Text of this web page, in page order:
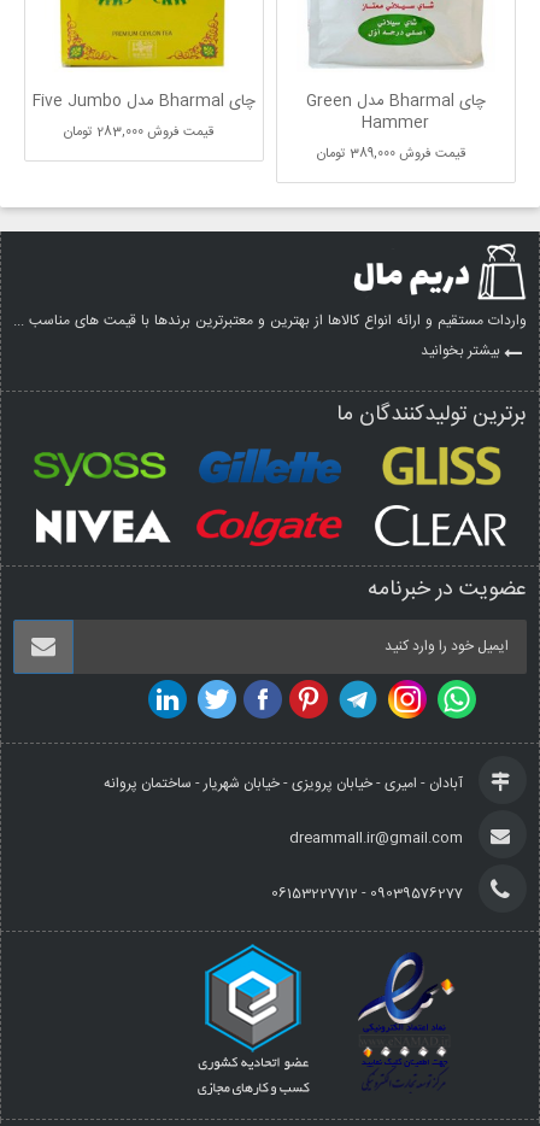
چای Bharmal مدل Five Jumbo
قیمت فروش283,000 تومان
چای Bharmal مدل Green
Hammer
قیمت فروش389,000 تومان
واردات مستقیم و ارائه انواع کالاها از بهترین و معتبرترین برندها با قیمت های مناسب ...
بیشتر بخوانید
برترین تولیدکنندگان ما
عضویت در خبرنامه
آبادان - امیری - خیابان پرویزی - خیابان شهریار - ساختمان پروانه
dreammall.ir@gmail.com
09039576277 - 06153227712